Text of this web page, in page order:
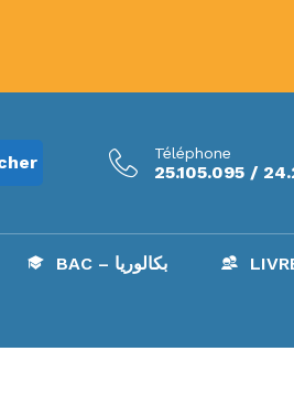
Téléphone
25.105.095 /
BAC – بكالوريا